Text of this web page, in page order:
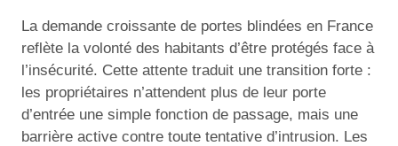
La demande croissante de portes blindées en France
reflète la volonté des habitants d’être protégés face à
l’insécurité. Cette attente traduit une transition forte :
les propriétaires n’attendent plus de leur porte
d’entrée une simple fonction de passage, mais une
barrière active contre toute tentative d’intrusion. Les